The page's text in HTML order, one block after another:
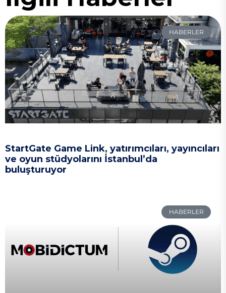
HABERLER
StartGate Game Link, yatırımcıları, yayıncıları
ve oyun stüdyolarını İstanbul’da
buluşturuyor
HABERLER